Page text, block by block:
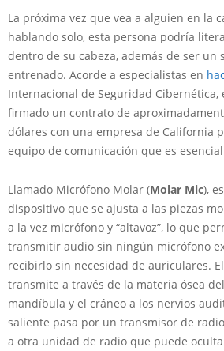
La próxima vez que vea a alguien en la
hablando solo, esta persona podría
dentro de su cabeza, además de ser un
entrenado. Acorde a especialistas en
Internacional de Seguridad Cibernética,
firmado un contrato de
dólares con una empresa de California
equipo de comunicación que es
Llamado Micrófono Molar (Molar Mic),
dispositivo que se ajusta a las piezas
a la vez micrófono y “altavoz”, lo que
transmitir audio sin ningún micrófono
recibirlo sin necesidad de auriculares.
transmite a través de la materia ósea
mandíbula y el cráneo a los nervios
saliente pasa por un transmisor de
a otra unidad de radio que puede